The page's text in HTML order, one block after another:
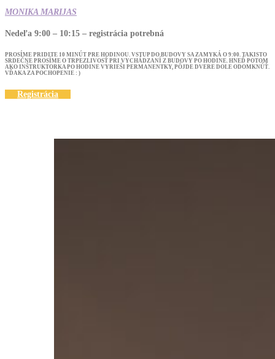
MONIKA MARIJAS
Nedeľa 9:00 – 10:15 – registrácia potrebná
PROSÍME PRIDITE 10 MINÚT PRE HODINOU. VSTUP DO BUDOVY SA ZAMYKÁ O 9:00. TAKISTO
SRDEČNE PROSÍME O TRPEZLIVOSŤ PRI VYCHÁDZANÍ Z BUDOVY PO HODINE. HNEĎ POTOM
AKO INŠTRUKTORKA PO HODINE VYRIEŠI PERMANENTKY, PÔJDE DVERE DOLE ODOMKNÚŤ.
VĎAKA ZA POCHOPENIE : )
Registrácia